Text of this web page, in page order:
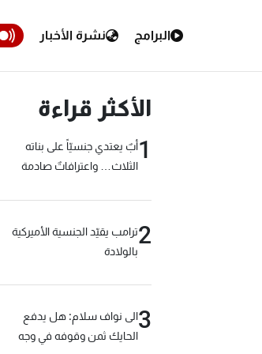
البرامج نشرة الأخبار
الأكثر قراءة
1أبٌ يعتدي جنسيّاً على بناته
الثلاث… واعترافاتٌ صادمة
2ترامب يقيّد الجنسية الأميركية
بالولادة
3الى نواف سلام: هل يدفع
الحايك ثمن وقوفه في وجه